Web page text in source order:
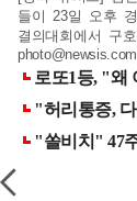
들이 23일 오후
결의대회에서 구
photo@newsis.com